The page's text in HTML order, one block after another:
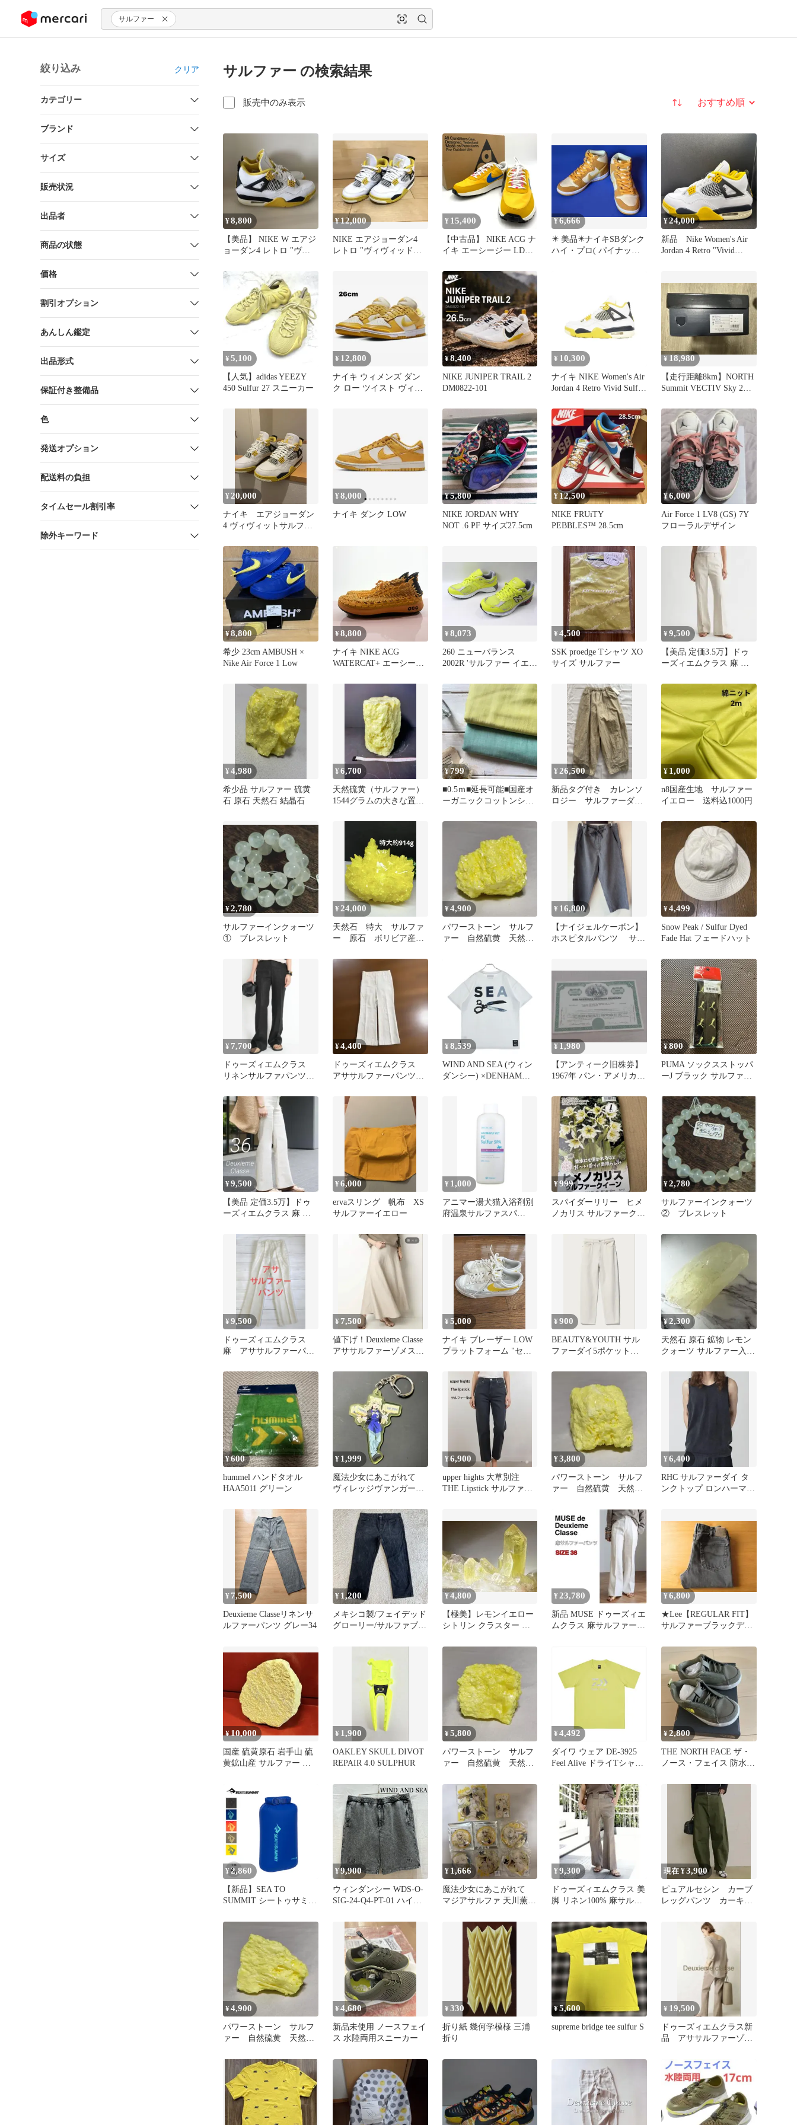
ツにスキップ サルファー
絞り込み クリア
カテゴリー
ブランド
サイズ
販売状況
出品者
商品の状態
価格
割引オプション
あんしん鑑定
出品形式
保証付き整備品
色
発送オプション
配送料の負担
タイムセール割引率
除外キーワード
サルファー の検索結果
販売中のみ表示 並び替え
¥8,800
【美品】 NIKE W エアジ
ョーダン4 レトロ "ヴィ
¥12,000
NIKE エアジョーダン4
レトロ "ヴィヴィッドサ
¥ 15,400
【中古品】 NIKE ACG ナ
イキ エーシージー LDV
BLUE IF2857-700 ダーク
サルファーフォトブルー
スニーカー 靴 シューズ
【160-260801-ko-13-tei】
¥6,666
✴️ 美品✴️ナイキSBダンク
ハイ・プロ( パイナップ
¥24,000
新品 Nike Women's Air
Jordan 4 Retro "Vivid
ロ "ヴィヴィッドサルフ
ァー" AQ9129-101
¥ 5,100
【人気】adidas YEEZY
450 Sulfur 27 スニーカー
¥ 12,800
ナイキ ウィメンズ ダン
ク ロー ツイスト ヴィヴ
¥8,400
NIKE JUNIPER TRAIL 2
DM0822-101
¥ 10,300
ナイキ NIKE Women's Air
Jordan 4 Retro Vivid Sulfur
ン4 レトロ ヴィヴィッド
サルファー スニーカー
US9 黄 イエロー AQ9129-
101
¥ 18,980
【走行距離8km】NORTH
Summit VECTIV Sky 2
¥ 20,000
ナイキ エアジョーダン
4 ヴィヴィットサルファ
¥8,000
ナイキ ダンク LOW
¥5,800
NIKE JORDAN WHY
NOT .6 PF サイズ27.5cm
¥ 12,500
NIKE FRUiTY
PEBBLES™ 28.5cm
¥6,000
Air Force 1 LV8 (GS) 7Y
フローラルデザイン
¥8,800
希少 23cm AMBUSH ×
Nike Air Force 1 Low
¥8,800
ナイキ NIKE ACG
WATERCAT+ エーシージ
UNIVERSITY GOLD ユニ
バーシティ ゴールド
CZ0931-700 S-453
¥8,073
260 ニューバランス
2002R 'サルファー イエロ
¥4,500
SSK proedge Tシャツ XO
サイズ サルファー
¥9,500
【美品 定価3.5万】ドゥ
ーズィエムクラス 麻 サ
38
¥4,980
希少品 サルファー 硫黄
石 原石 天然石 結晶石
¥6,700
天然硫黄（サルファー）
1544グラムの大きな置物
です!
¥799
■0.5ｍ■延長可能■国産オ
ーガニックコットンシン
イエロー
¥ 26,500
新品タグ付き カレンソ
ロジー サルファーダイ
¥ 1,000
n8国産生地 サルファー
イエロー 送料込1000円
¥2,780
サルファーインクォーツ
① ブレスレット
¥ 24,000
天然石 特大 サルファ
ー 原石 ボリビア産
¥4,900
パワーストーン サルフ
ァー 自然硫黄 天然
¥ 16,800
【ナイジェルケーボン】
ホスピタルパンツ サル
¥4,499
Snow Peak / Sulfur Dyed
Fade Hat フェードハット
¥ 7,700
ドゥーズィエムクラス
リネンサルファパンツ
¥4,400
ドゥーズィエムクラス
アササルファーパンツ
¥ 8,539
WIND AND SEA (ウィン
ダンシー) ×DENHAM
ホワイト WDS-C-DHM-
¥1,980
【アンティーク旧株券】
1967年 パン・アメリカ
¥800
PUMA ソックスストッパ
ーJ ブラック サルファー
¥9,500
【美品 定価3.5万】ドゥ
ーズィエムクラス 麻 サ
¥6,000
ervaスリング 帆布 XS
サルファーイエロー
¥ 1,000
アニマー湯犬猫入浴剤別
府温泉サルファスパ
2025年9月
¥999
スパイダーリリー ヒメ
ノカリス サルファークイ
¥2,780
サルファーインクォーツ
② ブレスレット
¥9,500
ドゥーズィエムクラス
麻 アササルファーパン
ツ
¥ 7,500
値下げ！Deuxieme Classe
アササルファーゾメスカ
¥5,000
ナイキ ブレーザー LOW
プラットフォーム "セイ
¥900
BEAUTY&YOUTH サル
ファーダイ5ポケットパ
ズ
¥2,300
天然石 原石 鉱物 レモン
クォーツ サルファー入り
¥600
hummel ハンドタオル
HAA5011 グリーン
¥ 1,999
魔法少女にあこがれて
ヴィレッジヴァンガー
クキー
¥6,900
upper hights 大草別注
THE Lipstick サルファー
¥3,800
パワーストーン サルフ
ァー 自然硫黄 天然
¥6,400
RHC サルファーダイ タ
ンクトップ ロンハーマン
¥ 7,500
Deuxieme Classeリネンサ
ルファーパンツ グレー34
¥1,200
メキシコ製/フェイデッド
グローリー/サルファブラ
¥4,800
【極美】レモンイエロー
シトリン クラスター サ
本 原石
¥ 23,780
新品 MUSE ドゥーズィエ
ムクラス 麻サルファー
¥6,800
★Lee【REGULAR FIT】
サルファーブラックデニ
¥10,000
国産 硫黄原石 岩手山 硫
黄鉱山産 サルファー 天
¥ 1,900
OAKLEY SKULL DIVOT
REPAIR 4.0 SULPHUR
¥5,800
パワーストーン サルフ
ァー 自然硫黄 天然
¥ 4,492
ダイワ ウェア DE-3925
Feel Alive ドライTシャツ
XL
¥2,800
THE NORTH FACE ザ・
ノース・フェイス 防水シ
¥2,860
【新品】SEA TO
SUMMIT シートゥサミッ
バッグ5L
¥9,900
ウィンダンシー WDS-O-
SIG-24-Q4-PT-01 ハイサ
ショーツ HIGH SULFER
メンズ L
ISItems【USED】【古
着】【中古】50163941
¥ 1,666
魔法少女にあこがれて
マジアサルファ 天川薫子
¥ 9,300
ドゥーズィエムクラス 美
脚 リネン100% 麻サルフ
現在 ¥3,900
ピュアルセシン カーブ
レッグパンツ カーキ
¥4,900
パワーストーン サルフ
ァー 自然硫黄 天然
¥4,680
新品未使用 ノースフェイ
ス 水陸両用スニーカー
¥330
折り紙 幾何学模様 三浦
折り
¥5,600
supreme bridge tee sulfur S
¥ 19,500
ドゥーズィエムクラス新
品 アササルファーゾメ